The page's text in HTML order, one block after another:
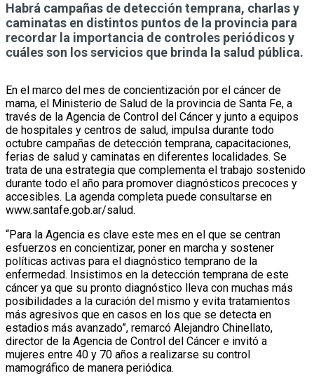
Habrá campañas de detección temprana, charlas y
caminatas en distintos puntos de la provincia para
recordar la importancia de controles periódicos y
cuáles son los servicios que brinda la salud pública.
En el marco del mes de concientización por el cáncer de
mama, el Ministerio de Salud de la provincia de Santa Fe, a
través de la Agencia de Control del Cáncer y junto a equipos
de hospitales y centros de salud, impulsa durante todo
octubre campañas de detección temprana, capacitaciones,
ferias de salud y caminatas en diferentes localidades. Se
trata de una estrategia que complementa el trabajo sostenido
durante todo el año para promover diagnósticos precoces y
accesibles. La agenda completa puede consultarse en
www.santafe.gob.ar/salud.
“Para la Agencia es clave este mes en el que se centran
esfuerzos en concientizar, poner en marcha y sostener
políticas activas para el diagnóstico temprano de la
enfermedad. Insistimos en la detección temprana de este
cáncer ya que su pronto diagnóstico lleva con muchas más
posibilidades a la curación del mismo y evita tratamientos
más agresivos que en casos en los que se detecta en
estadios más avanzado”, remarcó Alejandro Chinellato,
director de la Agencia de Control del Cáncer e invitó a
mujeres entre 40 y 70 años a realizarse su control
mamográfico de manera periódica.